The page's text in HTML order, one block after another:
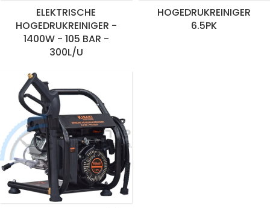
ELEKTRISCHE
HOGEDRUKREINIGER -
1400W - 105 BAR -
300L/U
HOGEDRUKREINIGER
6.5PK